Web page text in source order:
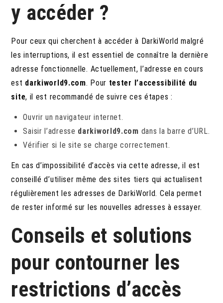
y accéder ?
Pour ceux qui cherchent à accéder à DarkiWorld malgré
les interruptions, il est essentiel de connaître la dernière
adresse fonctionnelle. Actuellement, l’adresse en cours
est darkiworld9.com. Pour tester l’accessibilité du
site, il est recommandé de suivre ces étapes :
Ouvrir un navigateur internet.
Saisir l’adresse darkiworld9.com dans la barre d’URL.
Vérifier si le site se charge correctement.
En cas d’impossibilité d’accès via cette adresse, il est
conseillé d’utiliser même des sites tiers qui actualisent
régulièrement les adresses de DarkiWorld. Cela permet
de rester informé sur les nouvelles adresses à essayer.
Conseils et solutions
pour contourner les
restrictions d’accès